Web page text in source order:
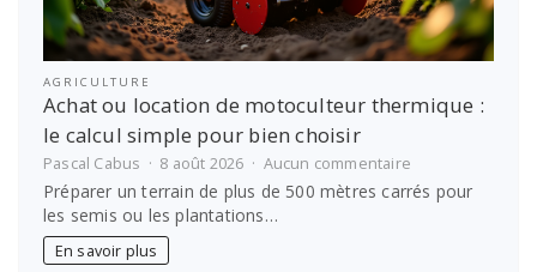
AGRICULTURE
Achat ou location de motoculteur thermique :
le calcul simple pour bien choisir
Pascal Cabus 8 août 2026 Aucun commentaire
Achat
ou
Préparer un terrain de plus de 500 mètres carrés pour
les semis ou les plantations…
En savoir plus